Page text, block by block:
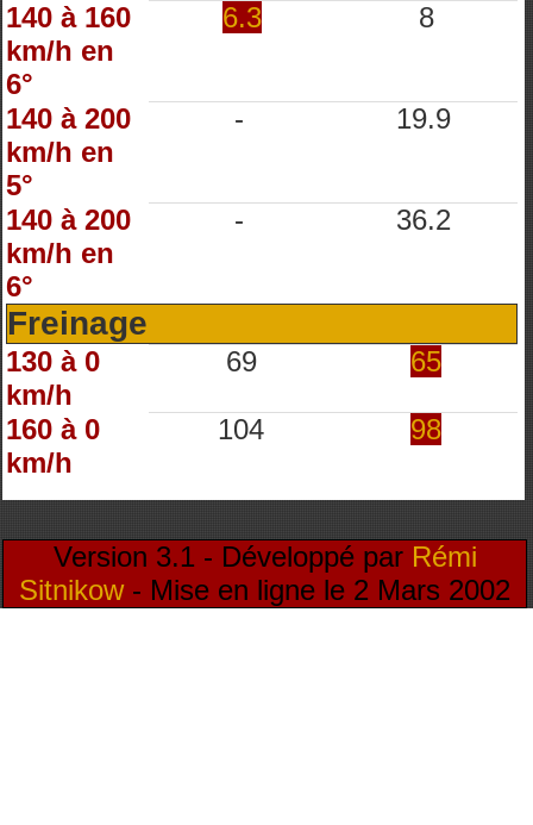
140 à 160
km/h en
6°
6.3 8
140 à 200
km/h en
5°
- 19.9
140 à 200
km/h en
6°
- 36.2
Freinage
130 à 0
km/h
69 65
160 à 0
km/h
104 98
Version 3.1 - Développé par Rémi
Sitnikow- Mise en ligne le 2 Mars 2002